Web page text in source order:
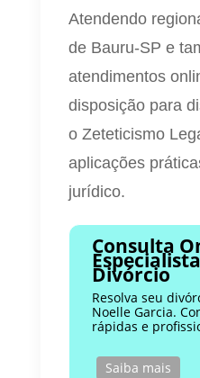
Atendendo
de Bauru-SP e
atendimentos
disposição para
o Zeteticismo
aplicações
jurídico.
Consulta
Divórcio
Resolva seu
Noelle Garcia.
rápidas e
Saiba mais